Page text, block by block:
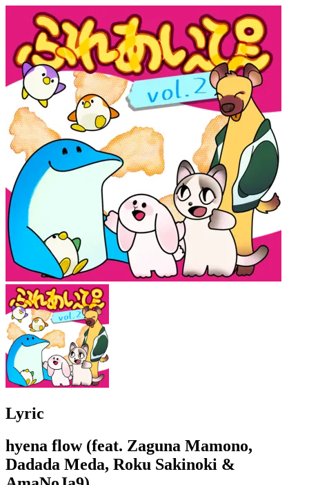
Lyric
hyena flow (feat. Zaguna Mamono,
Dadada Meda, Roku Sakinoki &